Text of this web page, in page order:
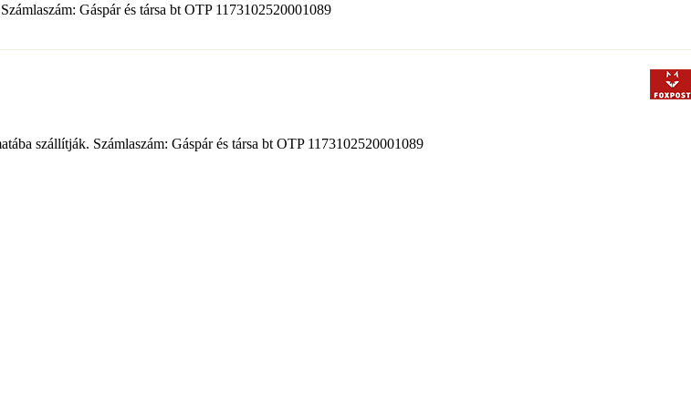
Gáspár és társa bt OTP 1173102520001089
szállítják. Számlaszám: Gáspár és társa bt OTP 1173102520001089